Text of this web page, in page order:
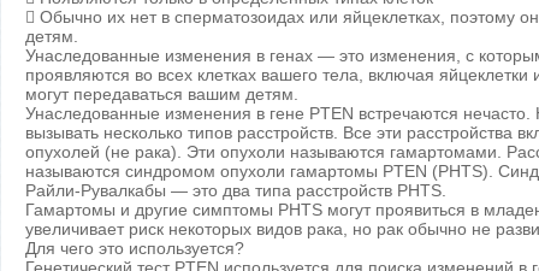
 Обычно их нет в сперматозоидах или яйцеклетках, поэтому
детям.
Унаследованные изменения в генах — это изменения, с
проявляются во всех клетках вашего тела, включая
могут передаваться вашим детям.
Унаследованные изменения в гене PTEN встречаются нечасто.
вызывать несколько типов расстройств. Все эти расстройства
опухолей (не рака). Эти опухоли называются гамартомами.
называются синдромом опухоли гамартомы PTEN (PHTS).
Райли-Рувалкабы — это два типа расстройств PHTS.
Гамартомы и другие симптомы PHTS могут проявиться в
увеличивает риск некоторых видов рака, но рак обычно не
Для чего это используется?